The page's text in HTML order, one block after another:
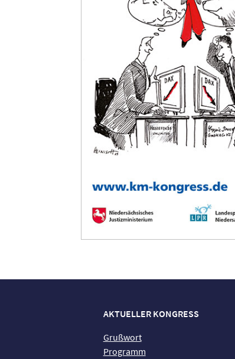
AKTUELLER KONGRESS
Grußwort
Programm